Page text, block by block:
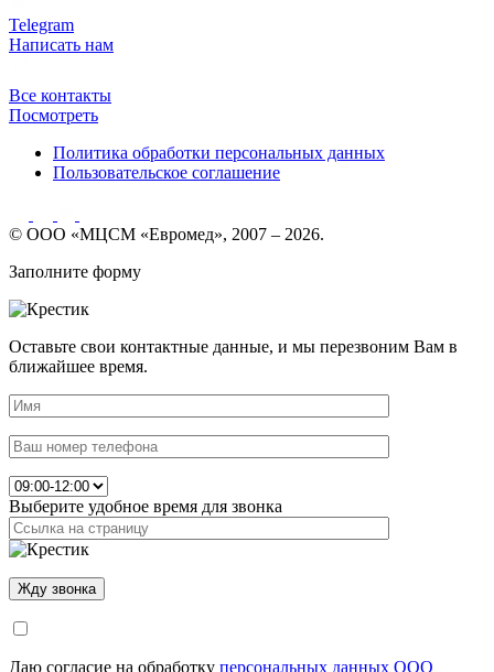
Telegram
Написать нам
Все контакты
Посмотреть
Политика обработки персональных данных
Пользовательское соглашение
© ООО «МЦСМ «Евромед», 2007 – 2026.
Заполните форму
Оставьте свои контактные данные, и мы перезвоним Вам в
ближайшее время.
Выберите удобное время для звонка
Даю согласие на обработку персональных данных ООО